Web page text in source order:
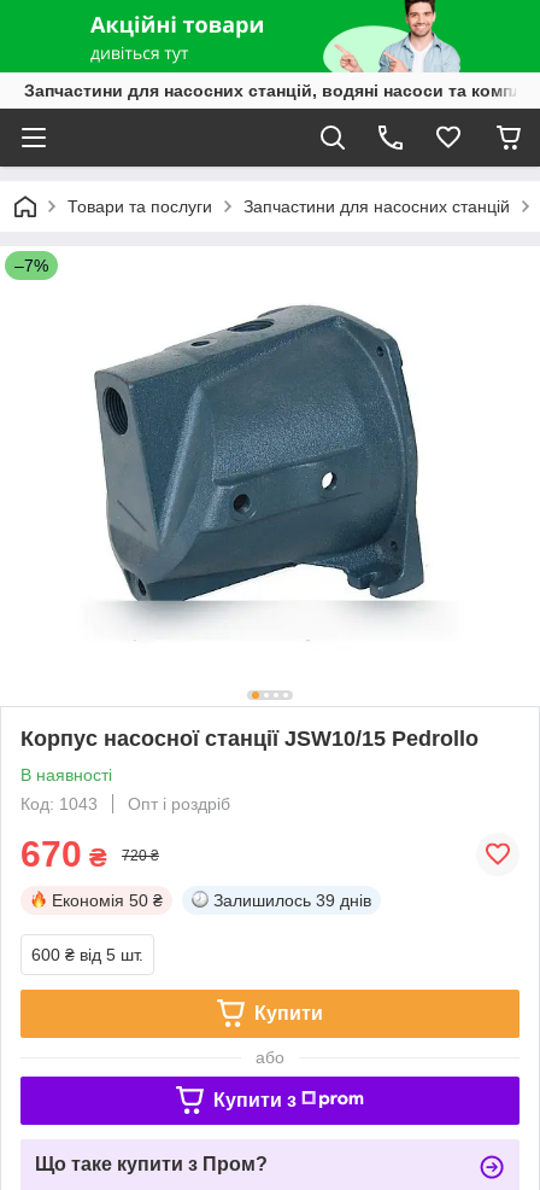
Запчастини для насосних станцій, водяні насоси та
Товари та послуги Запчастини для насосних станцій
–7%
Корпус насосної станції JSW10/15 Pedrollo
В наявності
Код: 1043
Опт і роздріб
670 ₴ 720 ₴
Економія 50 ₴ Залишилось 39 днів
600 ₴ від 5 шт.
Купити
або
Купити з
Що таке купити з Пром?